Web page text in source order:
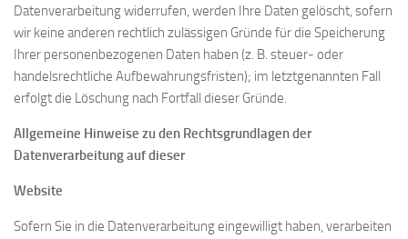
Datenverarbeitung widerrufen, werden Ihre Daten gelöscht, sofern
wir keine anderen rechtlich zulässigen Gründe für die Speicherung
Ihrer personenbezogenen Daten haben (z. B. steuer- oder
handelsrechtliche Aufbewahrungsfristen); im letztgenannten Fall
erfolgt die Löschung nach Fortfall dieser Gründe.
Allgemeine Hinweise zu den Rechtsgrundlagen der
Datenverarbeitung auf dieser
Website
Sofern Sie in die Datenverarbeitung eingewilligt haben, verarbeiten